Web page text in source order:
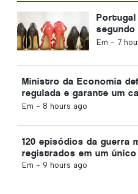
Portugal
calçado
Em - 7
Ministro da Economia
regulada e garante um
imigrantes
Em - 8 hours ago
120 episódios da guerra
registrados em um
Em - 9 hours ago